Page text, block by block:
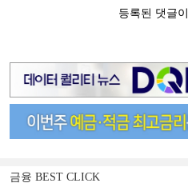
금융 BEST CLICK